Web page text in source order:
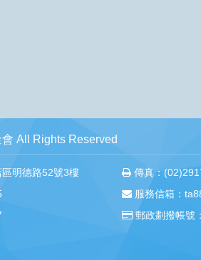
All Rights Reserved
明德路52號3樓
傳真：
服務信箱：
郵政劃撥帳號